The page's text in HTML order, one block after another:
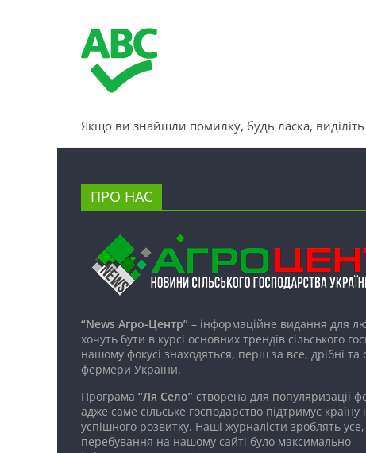
Якщо ви знайшли помилку, будь ласка, виділіть
ПРО НАС
“News Агро-Центр” – інформаційне видання для
хочуть бути в курсі основних трендів сільського
нашому фокусі знаходяться, перш за все, дрібні та
фермери України.
Програма “Ля Село” створена для популяризації
адже саме сільське господарство підтримує
успішного розвитку. Наші журналісти зроблять
перебування на нашому сайті було максимально